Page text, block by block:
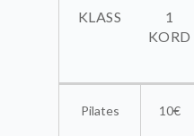
KLASS
1
KORD
KORD
Pilates 10€